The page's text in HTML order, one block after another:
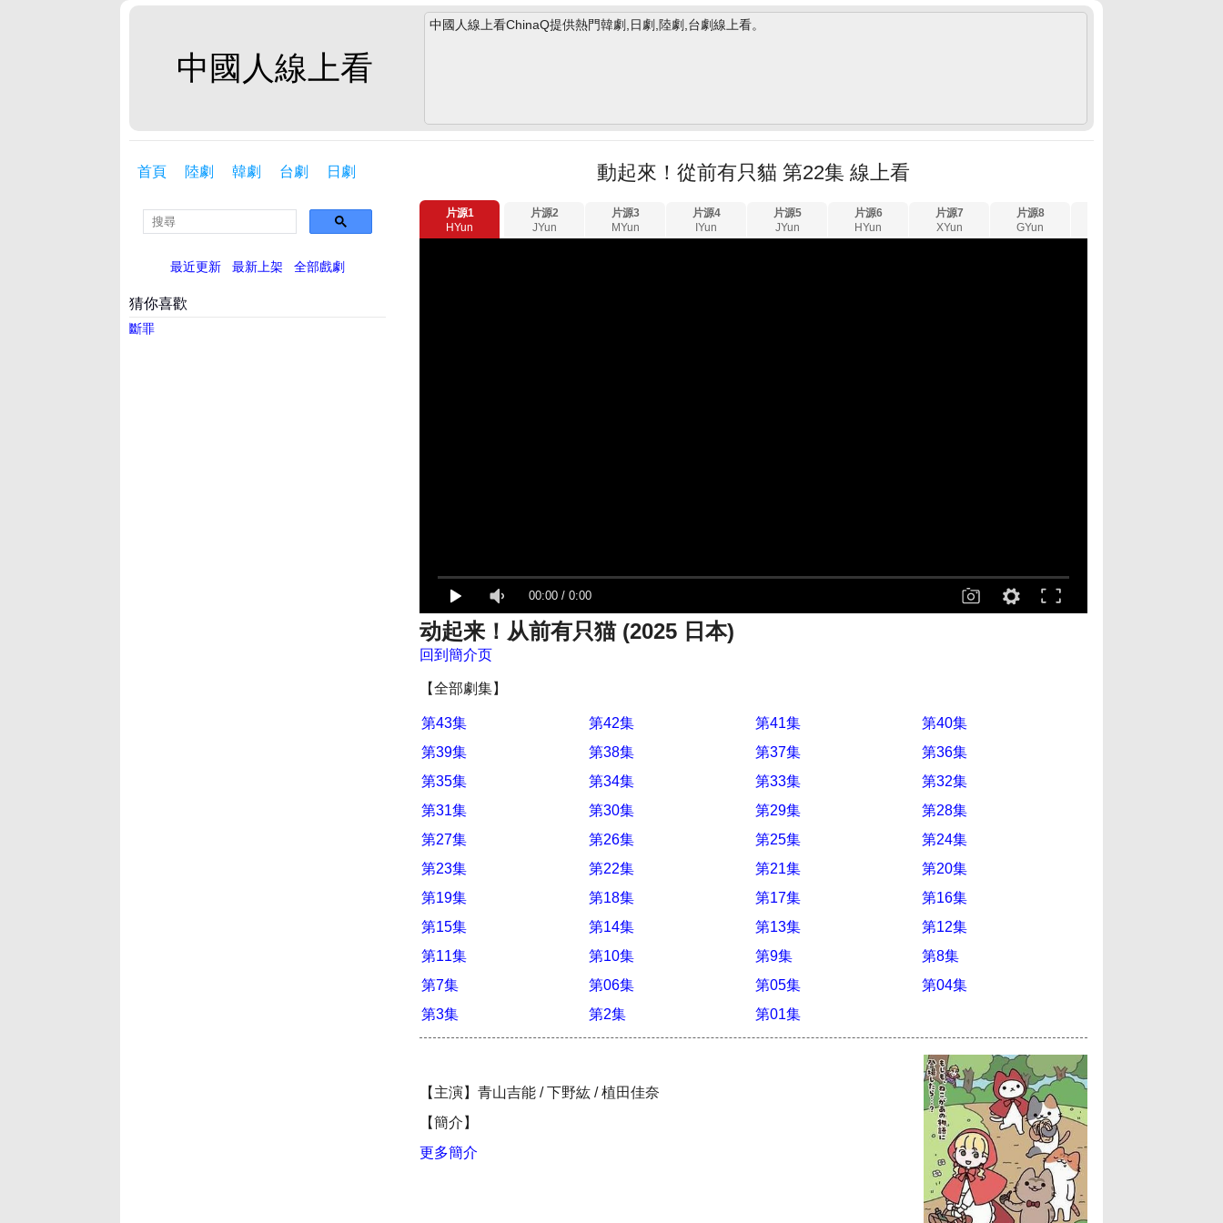
中國人線上看
中國人線上看ChinaQ提供熱門韓劇,日劇,陸劇,台劇線上看。
首頁 陸劇 韓劇 台劇 日劇
最近更新 最新上架 全部戲劇
動起來！從前有只貓 第22集 線上看
片源1
HYun
片源2
JYun
片源3
MYun
片源4
IYun
片源5
JYun
片源6
HYun
片源7
XYun
片源8
GYun
00:00 /0:00
动起来！从前有只猫 (2025 日本)
回到簡介页
【全部劇集】
第43集 第42集 第41集
第40集
第39集
第38集 第37集
第36集
第35集
第34集 第33集
第32集
第31集
第30集 第29集
第28集
第27集
第26集 第25集
第24集
第23集
第22集 第21集
第20集
第19集
第18集 第17集
第16集
第15集
第14集 第13集
第12集
第11集
第10集 第9集
第8集
第7集
第06集 第05集
第04集
第3集
第2集 第01集
【主演】青山吉能 / 下野紘 / 植田佳奈
【簡介】
更多簡介
猜你喜歡
斷罪